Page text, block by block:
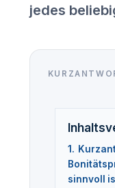
jedes
1.
sinnvoll